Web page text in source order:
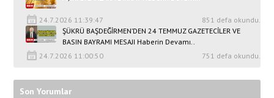
24.7.2026 11:39:47
851 defa okundu.
ŞÜKRÜ BAŞDEĞİRMEN’DEN 24 TEMMUZ GAZETECİLER VE
BASIN BAYRAMI MESAJI Haberin Devamı..
24.7.2026 11:00:50
751 defa okundu.
Son Yorumlar